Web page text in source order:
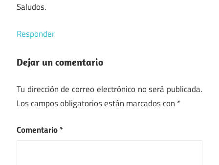
Saludos.
Responder
Dejar un comentario
Tu dirección de correo electrónico no será publicada.
Los campos obligatorios están marcados con *
Comentario*